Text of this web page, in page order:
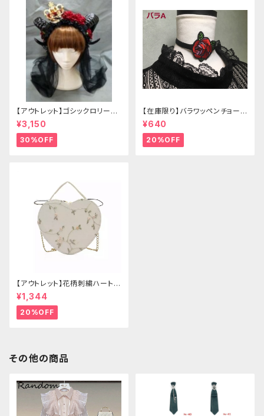
【アウトレット】ゴシックロリータ
ゴールドクラウン＆ホーン(ヴェ
ール付き)
¥3,150
30%OFF
【在庫限り】バラワッペンチョーカ
ー
¥640
20%OFF
【アウトレット】花柄刺繍ハートバ
ッグ
¥1,344
20%OFF
その他の商品